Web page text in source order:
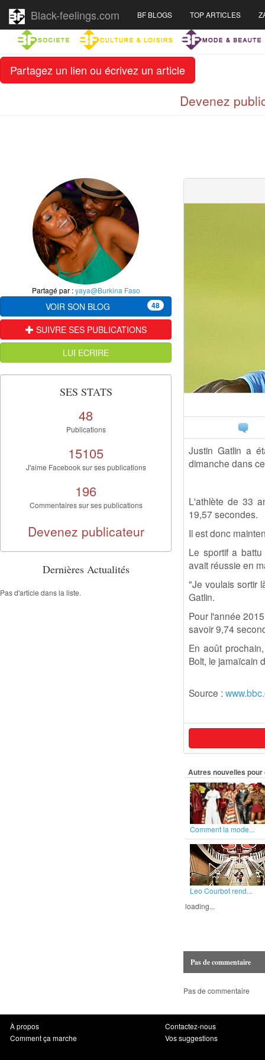
Partagez un lien ou écrivez un article
Black-feelings.com BF BLOGS TOP ARTICLES
Devenez
Justin Gatlin a
dimanche dans
L'athlète de 33
19,57 secondes.
Il est donc
Le sportif a
avait réussie en
"Je voulais sortir
Gatlin.
Pour l'année
savoir 9,74
En août
Bolt, le jamaïcain
Source :
Autres nouvelles
Comment la mode...
Leo Courbot rend...
loading...
Pas de commentaire
Pas de commentaire
Partagé par :yaya@Burkina Faso
VOIR SON BLOG 48
SUIVRE SES PUBLICATIONS
LUI ECRIRE
SES STATS
48
Publications
15105
J'aime Facebook sur ses publications
196
Commentaires sur ses publications
Devenez publicateur
Dernières Actualités
Pas d'article dans la liste.
À propos
Comment ça marche
Contactez-nous
Vos suggestions